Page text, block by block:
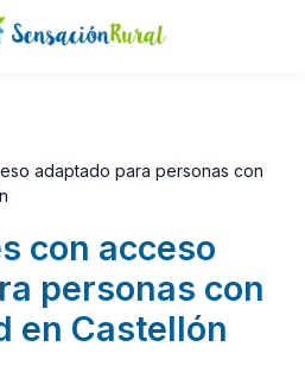
adaptado para personas con
con acceso
personas con
en Castellón